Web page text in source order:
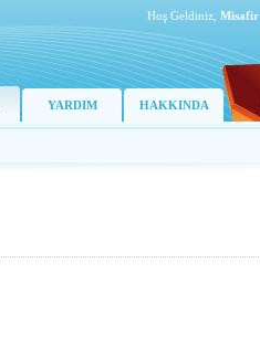
Hoş Geldiniz, Misafir
YARDIM HAKKINDA